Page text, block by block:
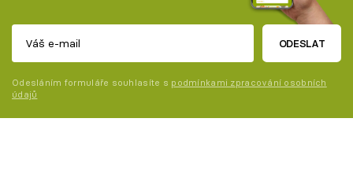
ODESLAT
Odesláním formuláře souhlasíte s podmínkami zpracování osobních
údajů